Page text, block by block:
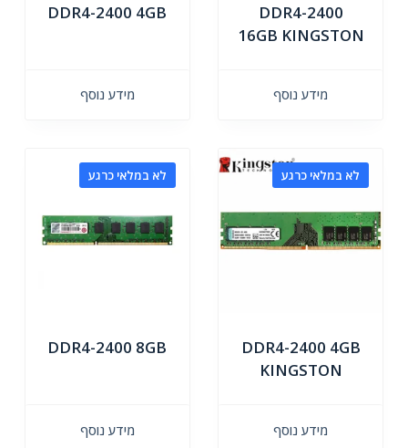
DDR4-2400
16GB KINGSTON
מידע נוסף
DDR4-2400 4GB
מידע נוסף
לא במלאי כרגע
DDR4-2400 4GB
KINGSTON
מידע נוסף
לא במלאי כרגע
DDR4-2400 8GB
מידע נוסף